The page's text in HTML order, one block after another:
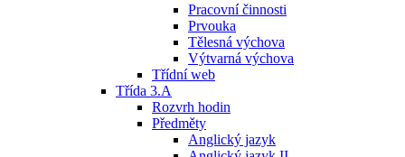
Pracovní činnosti
Prvouka
Tělesná výchova
Výtvarná výchova
Třídní web
Třída 3.A
Rozvrh hodin
Předměty
Anglický jazyk